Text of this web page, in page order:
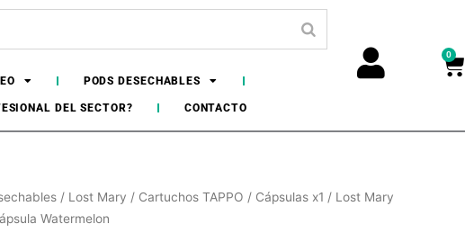
PODS DESECHABLES
DEL SECTOR? CONTACTO
0
/ Lost Mary / Cartuchos TAPPO / Cápsulas x1 / Lost Mary
Watermelon